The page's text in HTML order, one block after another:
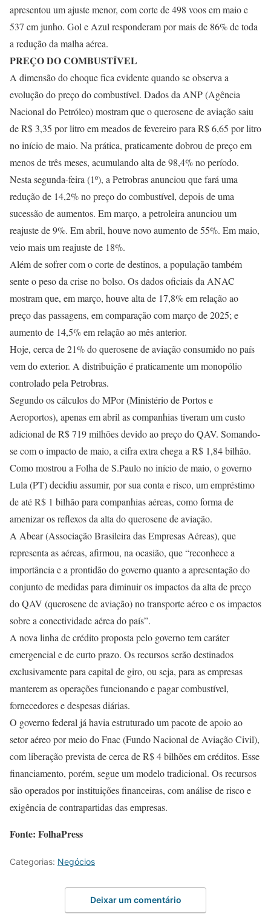
apresentou um ajuste menor, com corte de 498 voos em maio e
537 em junho. Gol e Azul responderam por mais de 86% de toda
a redução da malha aérea.
PREÇO DO COMBUSTÍVEL
A dimensão do choque fica evidente quando se observa a
evolução do preço do combustível. Dados da ANP (Agência
Nacional do Petróleo) mostram que o querosene de aviação saiu
de R$ 3,35 por litro em meados de fevereiro para R$ 6,65 por litro
no início de maio. Na prática, praticamente dobrou de preço em
menos de três meses, acumulando alta de 98,4% no período.
Nesta segunda-feira (1º), a Petrobras anunciou que fará uma
redução de 14,2% no preço do combustível, depois de uma
sucessão de aumentos. Em março, a petroleira anunciou um
reajuste de 9%. Em abril, houve novo aumento de 55%. Em maio,
veio mais um reajuste de 18%.
Além de sofrer com o corte de destinos, a população também
sente o peso da crise no bolso. Os dados oficiais da ANAC
mostram que, em março, houve alta de 17,8% em relação ao
preço das passagens, em comparação com março de 2025; e
aumento de 14,5% em relação ao mês anterior.
Hoje, cerca de 21% do querosene de aviação consumido no país
vem do exterior. A distribuição é praticamente um monopólio
controlado pela Petrobras.
Segundo os cálculos do MPor (Ministério de Portos e
Aeroportos), apenas em abril as companhias tiveram um custo
adicional de R$ 719 milhões devido ao preço do QAV. Somando-
se com o impacto de maio, a cifra extra chega a R$ 1,84 bilhão.
Como mostrou a Folha de S.Paulo no início de maio, o governo
Lula (PT) decidiu assumir, por sua conta e risco, um empréstimo
de até R$ 1 bilhão para companhias aéreas, como forma de
amenizar os reflexos da alta do querosene de aviação.
A Abear (Associação Brasileira das Empresas Aéreas), que
representa as aéreas, afirmou, na ocasião, que “reconhece a
importância e a prontidão do governo quanto a apresentação do
conjunto de medidas para diminuir os impactos da alta de preço
do QAV (querosene de aviação) no transporte aéreo e os impactos
sobre a conectividade aérea do país”.
A nova linha de crédito proposta pelo governo tem caráter
emergencial e de curto prazo. Os recursos serão destinados
exclusivamente para capital de giro, ou seja, para as empresas
manterem as operações funcionando e pagar combustível,
fornecedores e despesas diárias.
O governo federal já havia estruturado um pacote de apoio ao
setor aéreo por meio do Fnac (Fundo Nacional de Aviação Civil),
com liberação prevista de cerca de R$ 4 bilhões em créditos. Esse
financiamento, porém, segue um modelo tradicional. Os recursos
são operados por instituições financeiras, com análise de risco e
exigência de contrapartidas das empresas.
Fonte: FolhaPress
Categorias: Negócios
Deixar um comentário